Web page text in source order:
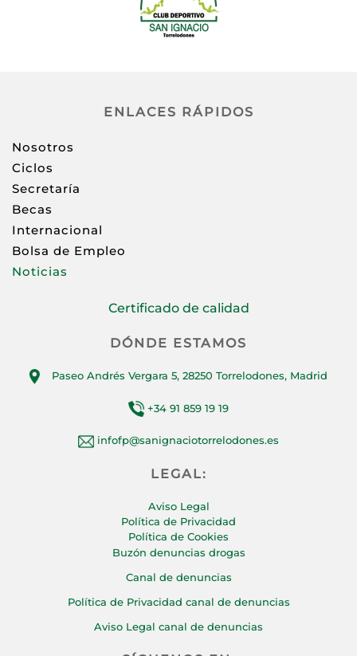
ENLACES RÁPIDOS
Nosotros
Ciclos
Secretaría
Becas
Internacional
Bolsa de Empleo
Noticias
Certificado de calidad
DÓNDE ESTAMOS
Paseo Andrés Vergara 5, 28250 Torrelodones, Madrid
+34 91 859 19 19
infofp@sanignaciotorrelodones.es
LEGAL:
Aviso Legal
Política de Privacidad
Política de Cookies
Buzón denuncias drogas
Canal de denuncias
Política de Privacidad canal de denuncias
Aviso Legal canal de denuncias